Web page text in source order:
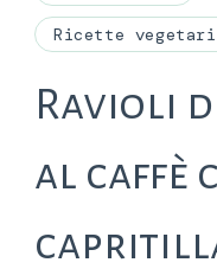
Ricette
Ravioli
al caffè